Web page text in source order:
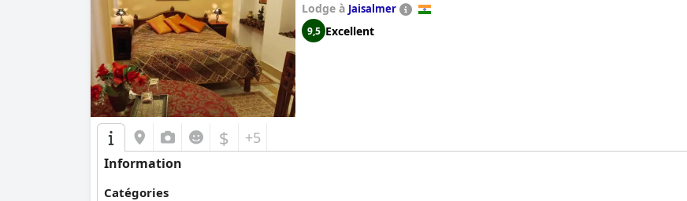
Lodge à Jaisalmer
9,5 Excellent
$ +5
Information
Catégories